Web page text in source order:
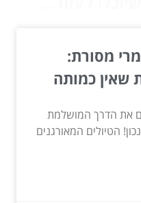
מסורת:
שאין כמותה
את הדרך המושלמת
הטיולים המאורגנים